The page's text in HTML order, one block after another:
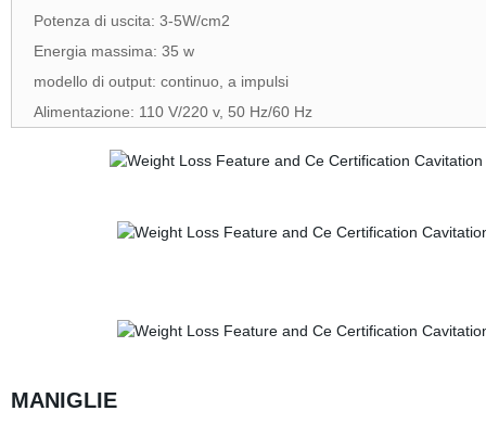
Potenza di uscita: 3-5W/cm2
Energia massima: 35 w
modello di output: continuo, a impulsi
Alimentazione: 110 V/220 v, 50 Hz/60 Hz
MANIGLIE